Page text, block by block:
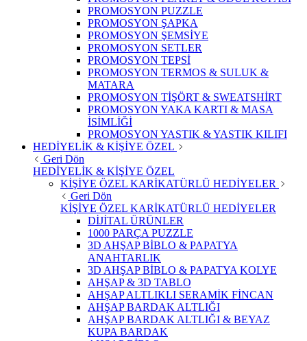
PROMOSYON PUZZLE
PROMOSYON ŞAPKA
PROMOSYON ŞEMSİYE
PROMOSYON SETLER
PROMOSYON TEPSİ
PROMOSYON TERMOS & SULUK &
MATARA
PROMOSYON TİŞÖRT & SWEATSHİRT
PROMOSYON YAKA KARTI & MASA
İSİMLİĞİ
PROMOSYON YASTIK & YASTIK KILIFI
HEDİYELİK & KİŞİYE ÖZEL
Geri Dön
HEDİYELİK & KİŞİYE ÖZEL
KİŞİYE ÖZEL KARİKATÜRLÜ HEDİYELER
Geri Dön
KİŞİYE ÖZEL KARİKATÜRLÜ HEDİYELER
DİJİTAL ÜRÜNLER
1000 PARÇA PUZZLE
3D AHŞAP BİBLO & PAPATYA
ANAHTARLIK
3D AHŞAP BİBLO & PAPATYA KOLYE
AHŞAP & 3D TABLO
AHŞAP ALTLIKLI SERAMİK FİNCAN
AHŞAP BARDAK ALTLIĞI
AHŞAP BARDAK ALTLIĞI & BEYAZ
KUPA BARDAK